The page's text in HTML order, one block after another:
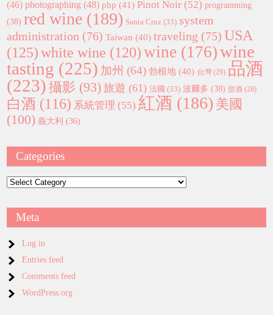
(46) photographing (48) php (41) Pinot Noir (52) programming
(38) red wine (189) Santa Cruz (33) system
administration (76) Taiwan (40) traveling (75) USA
(125) white wine (120) wine (176)wine
tasting (225) 加州 (64) 勃根地 (40) 台灣 (29) 品酒
(223) 攝影 (93) 旅遊 (61) 法國 (33) 波爾多 (38) 甜酒 (28)
白酒 (116) 系統管理 (55) 紅酒 (186) 美國
(100) 義大利 (36)
Categories
Categories
Meta
Log in
Entries feed
Comments feed
WordPress.org